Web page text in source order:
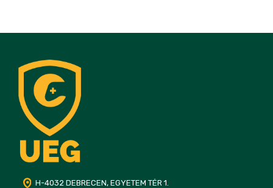
H-4032 DEBRECEN, EGYETEM TÉR 1.